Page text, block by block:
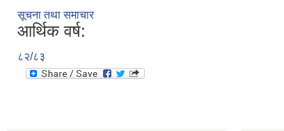
सूचना तथा समाचार
आर्थिक वर्ष:
८२/८३